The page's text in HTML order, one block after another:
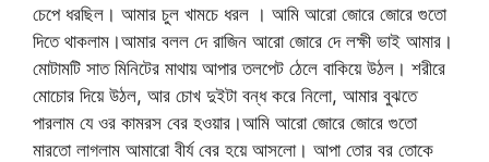
চেপে ধরছিল। আমার চুল খামচে ধরল । আমি আরো জোরে জোরে গুতো
দিতে থাকলাম।আমার বলল দে রাজিন আরো জোরে দে লক্ষী ভাই আমার।
মোটামটি সাত মিনিটের মাথায় আপার তলপেট ঠেলে বাকিয়ে উঠল। শরীরে
মোচোর দিয়ে উঠল, আর চোখ দুইটা বন্ধ করে নিলো, আমার বুঝতে
পারলাম যে ওর কামরস বের হওয়ার।আমি আরো জোরে জোরে গুতো
মারতো লাগলাম আমারো বীর্য বের হয়ে আসলো। আপা তোর বর তোকে